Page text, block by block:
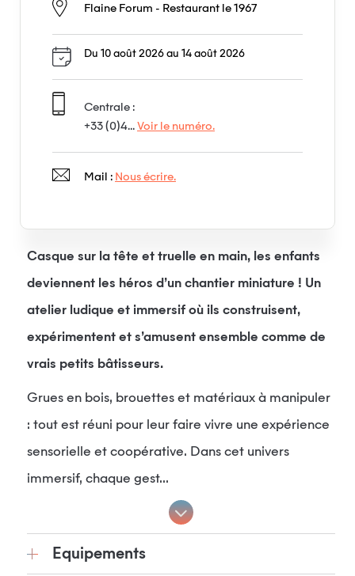
Casque sur la tête et truelle en main, les enfants
deviennent les héros d’un chantier miniature ! Un
atelier ludique et immersif où ils construisent,
expérimentent et s’amusent ensemble comme de
vrais petits bâtisseurs.
Grues en bois, brouettes et matériaux à manipuler
: tout est réuni pour leur faire vivre une expérience
sensorielle et coopérative. Dans cet univers
immersif, chaque gest...
Equipements
Flaine Forum - Restaurant le 1967
Du 10 août 2026 au 14 août 2026
Centrale :
+33 (0)4... Voir le numéro.
Mail : Nous écrire.